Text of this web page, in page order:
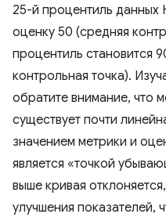
25-й процентиль данных
оценку 50 (средняя
процентиль становится
контрольная точка).
обратите внимание, что
существует почти
значением метрики и
является «точкой
выше кривая
улучшения показателей,